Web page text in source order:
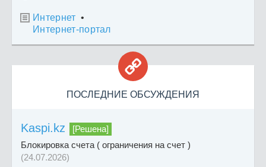
 Интернет •
Интернет-портал

ПОСЛЕДНИЕ ОБСУЖДЕНИЯ
Kaspi.kz
[Решена]
Блокировка счета ( ограничения на счет )
(24.07.2026)